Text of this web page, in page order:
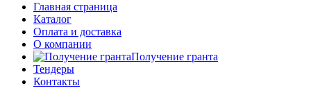
Главная страница
Каталог
Оплата и доставка
О компании
Получение гранта
Тендеры
Контакты